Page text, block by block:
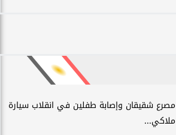
مصرع شقيقان وإصابة طفلين في انقلاب سيارة
ملاكي...